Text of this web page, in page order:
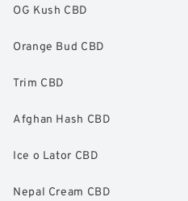
OG Kush CBD
Orange Bud CBD
Trim CBD
Afghan Hash CBD
Ice o Lator CBD
Nepal Cream CBD